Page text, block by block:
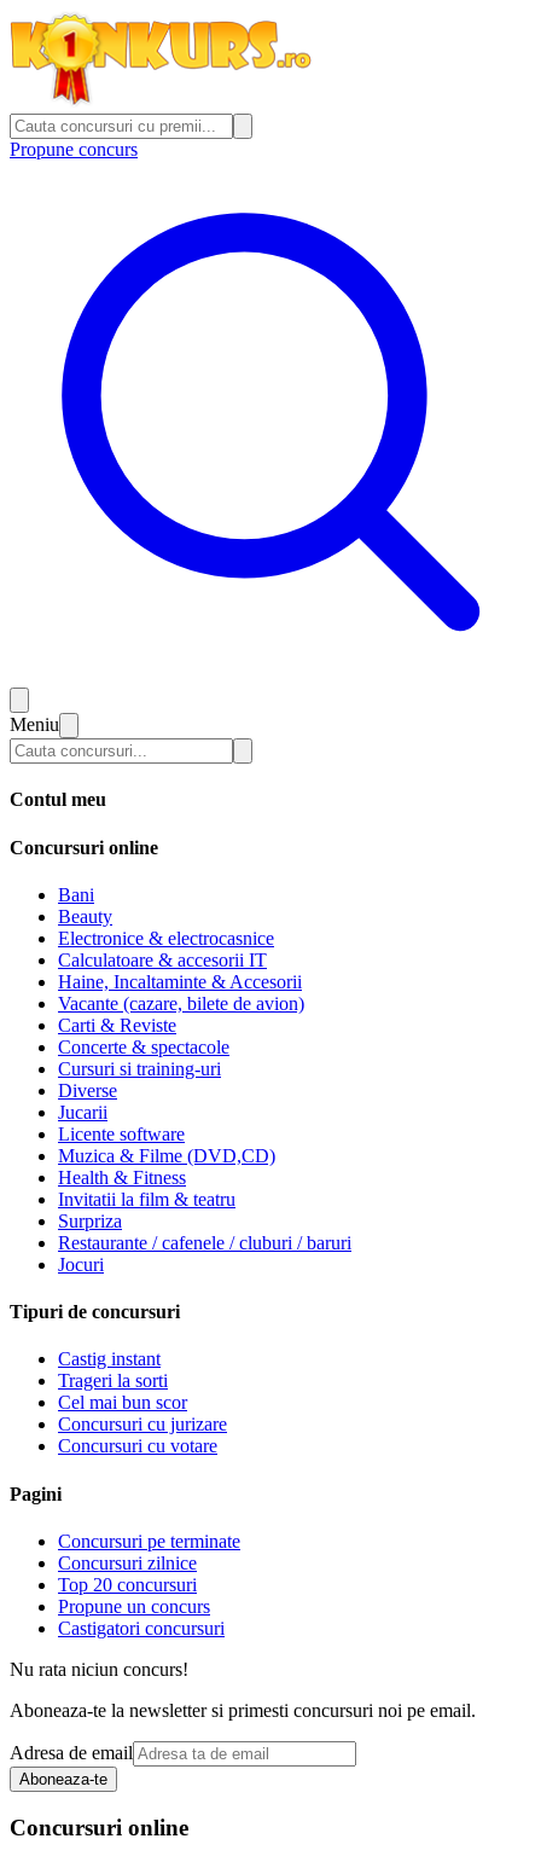
Propune concurs
Meniu
Contul meu
Concursuri online
Bani
Beauty
Electronice & electrocasnice
Calculatoare & accesorii IT
Haine, Incaltaminte & Accesorii
Vacante (cazare, bilete de avion)
Carti & Reviste
Concerte & spectacole
Cursuri si training-uri
Diverse
Jucarii
Licente software
Muzica & Filme (DVD,CD)
Health & Fitness
Invitatii la film & teatru
Surpriza
Restaurante / cafenele / cluburi / baruri
Jocuri
Tipuri de concursuri
Castig instant
Trageri la sorti
Cel mai bun scor
Concursuri cu jurizare
Concursuri cu votare
Pagini
Concursuri pe terminate
Concursuri zilnice
Top 20 concursuri
Propune un concurs
Castigatori concursuri
Nu rata niciun concurs!
Aboneaza-te la newsletter si primesti concursuri noi pe email.
Adresa de email
Aboneaza-te
Concursuri online